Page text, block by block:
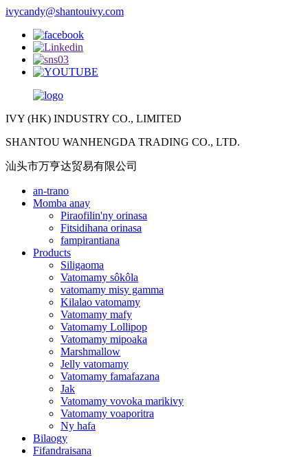
ivycandy@shantouivy.com
IVY (HK) INDUSTRY CO., LIMITED
SHANTOU WANHENGDA TRADING CO., LTD.
汕头市万亨达贸易有限公司
an-trano
Momba anay
Piraofilin'ny orinasa
Fitsidihana orinasa
fampirantiana
Products
Siligaoma
Vatomamy sôkôla
vatomamy misy gamma
Kilalao vatomamy
Vatomamy mafy
Vatomamy Lollipop
Vatomamy mipoaka
Marshmallow
Jelly vatomamy
Vatomamy famafazana
Jak
Vatomamy vovoka marikivy
Vatomamy voaporitra
Ny hafa
Bilaogy
Fifandraisana